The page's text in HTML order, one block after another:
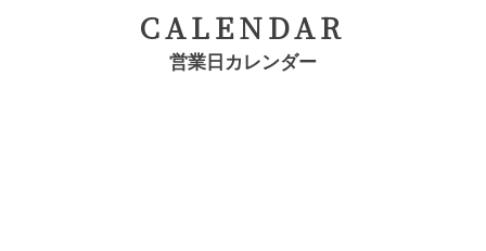
CALENDAR
営業日カレンダー